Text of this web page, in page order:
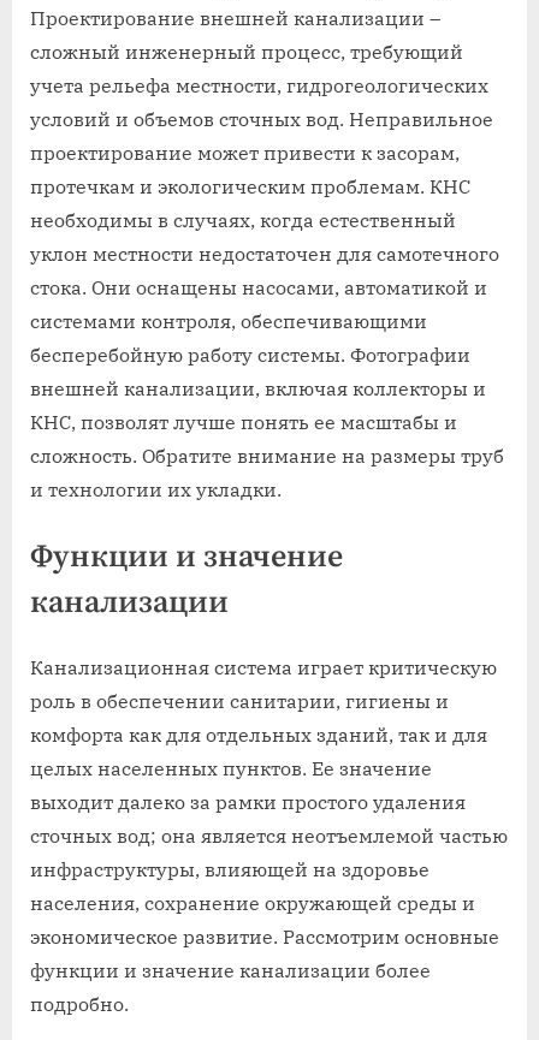
Проектирование внешней канализации –
сложный инженерный процесс, требующий
учета рельефа местности, гидрогеологических
условий и объемов сточных вод. Неправильное
проектирование может привести к засорам,
протечкам и экологическим проблемам. КНС
необходимы в случаях, когда естественный
уклон местности недостаточен для самотечного
стока. Они оснащены насосами, автоматикой и
системами контроля, обеспечивающими
бесперебойную работу системы. Фотографии
внешней канализации, включая коллекторы и
КНС, позволят лучше понять ее масштабы и
сложность. Обратите внимание на размеры труб
и технологии их укладки.
Функции и значение
канализации
Канализационная система играет критическую
роль в обеспечении санитарии, гигиены и
комфорта как для отдельных зданий, так и для
целых населенных пунктов. Ее значение
выходит далеко за рамки простого удаления
сточных вод; она является неотъемлемой частью
инфраструктуры, влияющей на здоровье
населения, сохранение окружающей среды и
экономическое развитие. Рассмотрим основные
функции и значение канализации более
подробно.